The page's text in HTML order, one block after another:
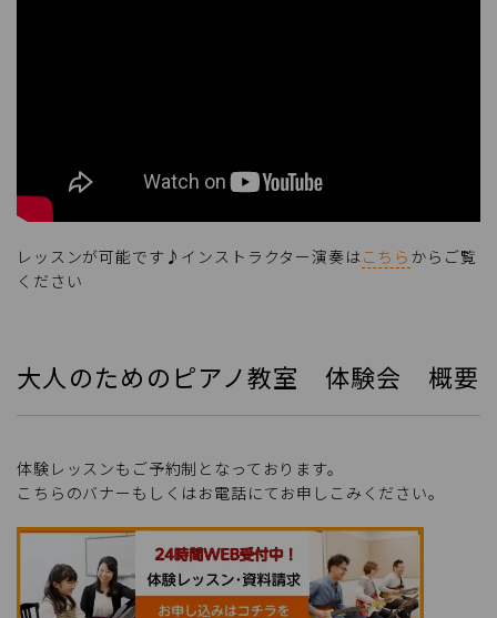
レッスンが可能です♪インストラクター演奏はこちら からご覧
ください
大人のためのピアノ教室 体験会 概要
体験レッスンもご予約制となっております。
こちらのバナーもしくはお電話にてお申しこみください。